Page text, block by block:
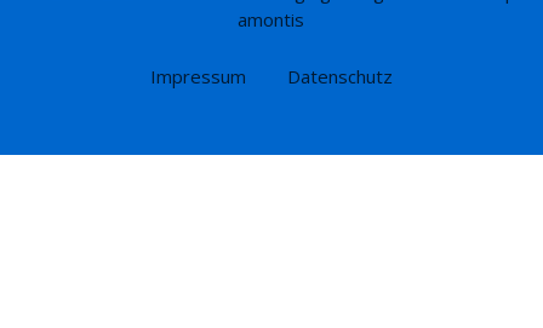
amontis
Impressum Datenschutz